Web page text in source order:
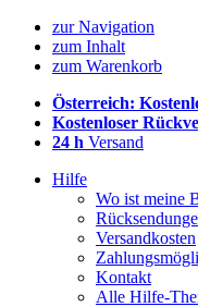
zur Navigation
zum Inhalt
zum Warenkorb
Österreich:
Kostenloser
24 h Versand
Hilfe
Wo ist meine
Versandkosten
Kontakt
Alle Hilfe-